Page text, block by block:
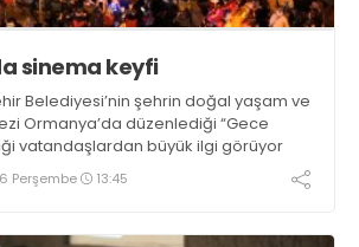
sinema keyfi
Belediyesi’nin şehrin doğal yaşam ve
Ormanya’da düzenlediği “Gece
vatandaşlardan büyük ilgi görüyor
Perşembe 13:45